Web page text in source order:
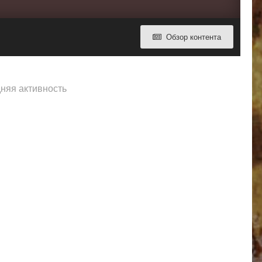
Обзор контента
активность